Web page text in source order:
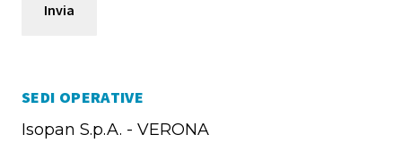
SEDI OPERATIVE
Isopan S.p.A. - VERONA